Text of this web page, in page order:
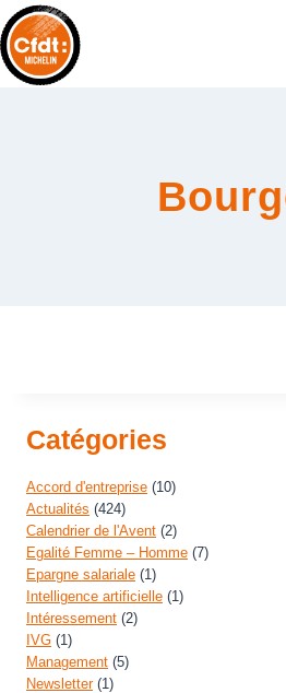
Catégories
Accord d'entreprise (10)
Actualités (424)
Calendrier de l'Avent (2)
Egalité Femme – Homme (7)
Epargne salariale (1)
Intelligence artificielle (1)
Intéressement (2)
IVG (1)
Management (5)
Newsletter(1)